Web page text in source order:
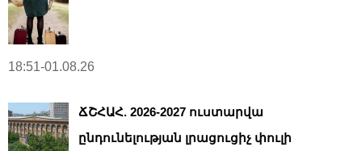
18:51-01.08.26
ՃՇՀԱՀ. 2026-2027 ուստարվա
ընդունելության լրացուցիչ փուլի